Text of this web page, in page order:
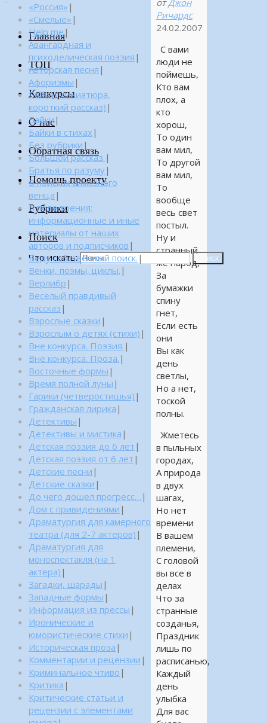
Главная
ТОП
Конкурсы
О нас
Обратная связь
Помощь проекту
Рубрики
Поиск
Что искать: Поиск
от Джон
Ричардс
24.02.2007
С вами
люди не
поймешь,
Кто вам
плох, а
кто
хорош,
То один
вам мил,
То другой
вам мил,
То
вообще
весь свет
постыл.
Ну и
странный
же народ,
За
бумажки
спину
гнет,
Если есть
они
Вы как
день
светлы,
Но а нет,
тоской
полны.
Жметесь
в пыльных
городах,
А природа
в двух
шагах,
Но нет
времени
В вашем
племени,
С головой
вы все в
делах
Что за
странные
созданья,
Праздник
лишь по
расписанью,
Каждый
день
улыбка
Для вас
«Россия» |
«Смелые» |
Help me|
Авангардная и
психоделическая поэзия |
Авторская песня |
Афоризмы |
Байка (миниатюра,
короткий рассказ) |
Байки|
Байки в стихах |
Без рубрики |
Большой рассказ. |
Братья по разуму|
В поисках алмазного
венца |
В поле зрения:
информационные и иные
материалы от наших
авторов и подписчиков |
Веду собственный поиск. |
Венки, поэмы, циклы. |
Верлибр |
Веселый правдивый
рассказ |
Взрослые сказки |
Взрослым о детях (стихи) |
Вне конкурса. Поэзия. |
Вне конкурса. Проза. |
Восточные формы |
Время полной луны |
Гарики (четверостишья) |
Гражданская лирика |
Детективы |
Детективы и мистика |
Детская поэзия до 6 лет |
Детская поэзия от 6 лет |
Детские песни |
Детские сказки |
До чего дошел прогресс… |
Дом с привидениями |
Драматургия для камерного
театра (для 2-7 актеров) |
Драматургия для
моноспектакля (на 1
актера) |
Загадки, шарады |
Западные формы |
Информация из прессы |
Иронические и
юмористические стихи |
Историческая проза |
Комментарии и рецензии |
Криминальное чтиво |
Критика |
Критические статьи и
рецензии с элементами